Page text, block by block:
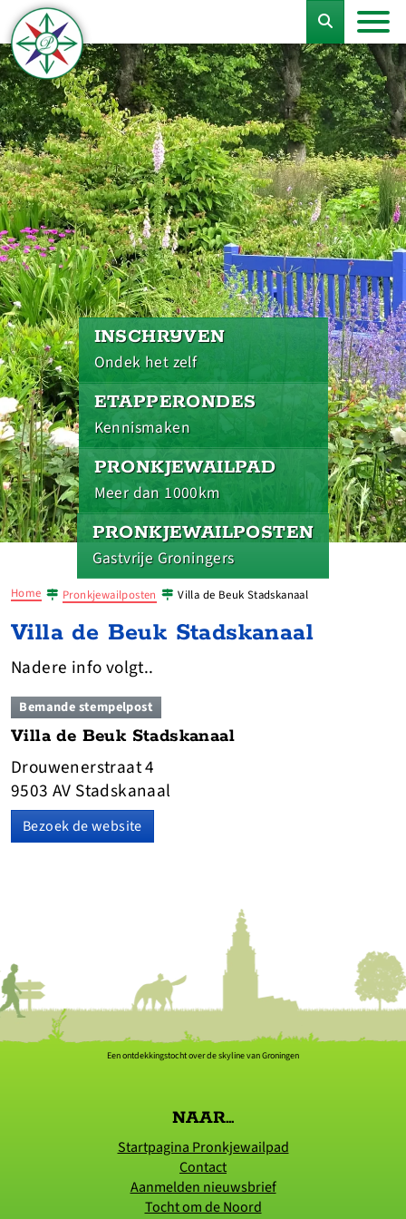
INSCHRIJVEN
Ondek het zelf
ETAPPERONDES
Kennismaken
PRONKJEWAILPAD
Meer dan 1000km
PRONKJEWAILPOSTEN
Gastvrije Groningers
Home Pronkjewailposten Villa de Beuk Stadskanaal
Villa de Beuk Stadskanaal
Nadere info volgt..
Bemande stempelpost
Villa de Beuk Stadskanaal
Drouwenerstraat 4
9503 AV Stadskanaal
Bezoek de website
Een ontdekkingstocht over de skyline van Groningen
NAAR...
Startpagina Pronkjewailpad
Contact
Aanmelden nieuwsbrief
Tocht om de Noord